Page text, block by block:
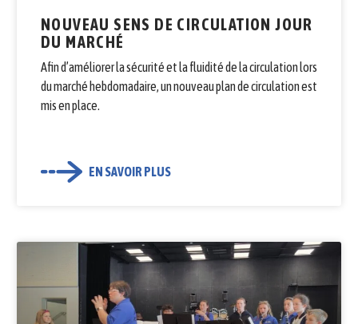
NOUVEAU SENS DE CIRCULATION JOUR
DU MARCHÉ
Afin d’améliorer la sécurité et la fluidité de la circulation lors
du marché hebdomadaire, un nouveau plan de circulation est
mis en place.
EN SAVOIR PLUS